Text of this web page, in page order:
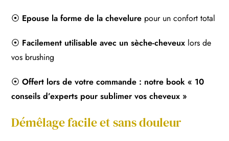
⦿ Epouse la forme de la chevelure pour un confort total
⦿ Facilement utilisable avec un sèche-cheveux lors de
vos brushing
⦿ Offert lors de votre commande : notre book « 10
conseils d’experts pour sublimer vos cheveux »
Démêlage facile et sans douleur